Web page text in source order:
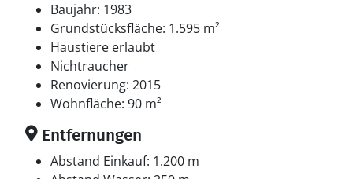
Baujahr: 1983
Grundstücksfläche: 1.595 m²
Haustiere erlaubt
Nichtraucher
Renovierung: 2015
Wohnfläche: 90 m²
Entfernungen
Abstand Einkauf: 1.200 m